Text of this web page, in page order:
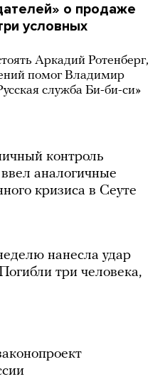
о продаже
условных
Аркадий Ротенберг,
помог Владимир
служба Би-би-си»
контроль
аналогичные
кризиса в Сеуте
нанесла удар
три человека,